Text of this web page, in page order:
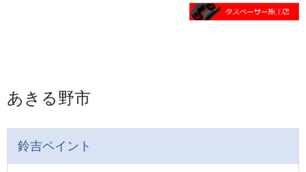
あきる野市
鈴吉ペイント